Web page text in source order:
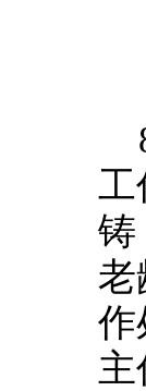
工
铸
老
作